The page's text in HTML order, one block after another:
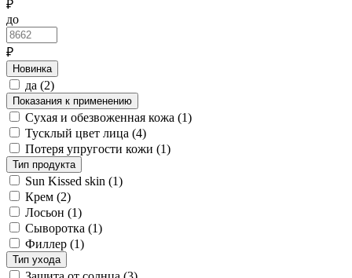
₽
до
₽
Новинка
да (2)
Показания к применению
Сухая и обезвоженная кожа (1)
Тусклый цвет лица (4)
Потеря упругости кожи (1)
Тип продукта
Sun Kissed skin (1)
Крем (2)
Лосьон (1)
Сыворотка (1)
Филлер (1)
Тип ухода